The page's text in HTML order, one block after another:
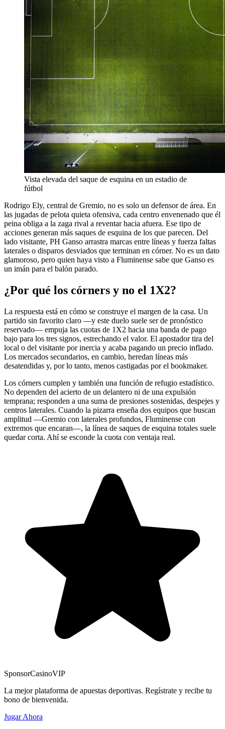
Vista elevada del saque de esquina en un estadio de
fútbol
Rodrigo Ely, central de Gremio, no es solo un defensor de área. En
las jugadas de pelota quieta ofensiva, cada centro envenenado que él
peina obliga a la zaga rival a reventar hacia afuera. Ese tipo de
acciones generan más saques de esquina de los que parecen. Del
lado visitante, PH Ganso arrastra marcas entre líneas y fuerza faltas
laterales o disparos desviados que terminan en córner. No es un dato
glamoroso, pero quien haya visto a Fluminense sabe que Ganso es
un imán para el balón parado.
¿Por qué los córners y no el 1X2?
La respuesta está en cómo se construye el margen de la casa. Un
partido sin favorito claro —y este duelo suele ser de pronóstico
reservado— empuja las cuotas de 1X2 hacia una banda de pago
bajo para los tres signos, estrechando el valor. El apostador tira del
local o del visitante por inercia y acaba pagando un precio inflado.
Los mercados secundarios, en cambio, heredan líneas más
desatendidas y, por lo tanto, menos castigadas por el bookmaker.
Los córners cumplen y también una función de refugio estadístico.
No dependen del acierto de un delantero ni de una expulsión
temprana; responden a una suma de presiones sostenidas, despejes y
centros laterales. Cuando la pizarra enseña dos equipos que buscan
amplitud —Gremio con laterales profundos, Fluminense con
extremos que encaran—, la línea de saques de esquina totales suele
quedar corta. Ahí se esconde la cuota con ventaja real.
SponsorCasinoVIP
La mejor plataforma de apuestas deportivas. Regístrate y recibe tu
bono de bienvenida.
Jugar Ahora